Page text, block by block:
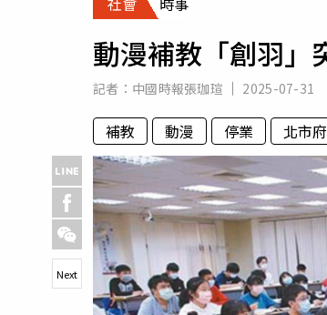
房產
動漫補教「創羽
記者： 中國時報張珈瑄 2025-07-31
補教 動漫 停業 北市府
Next